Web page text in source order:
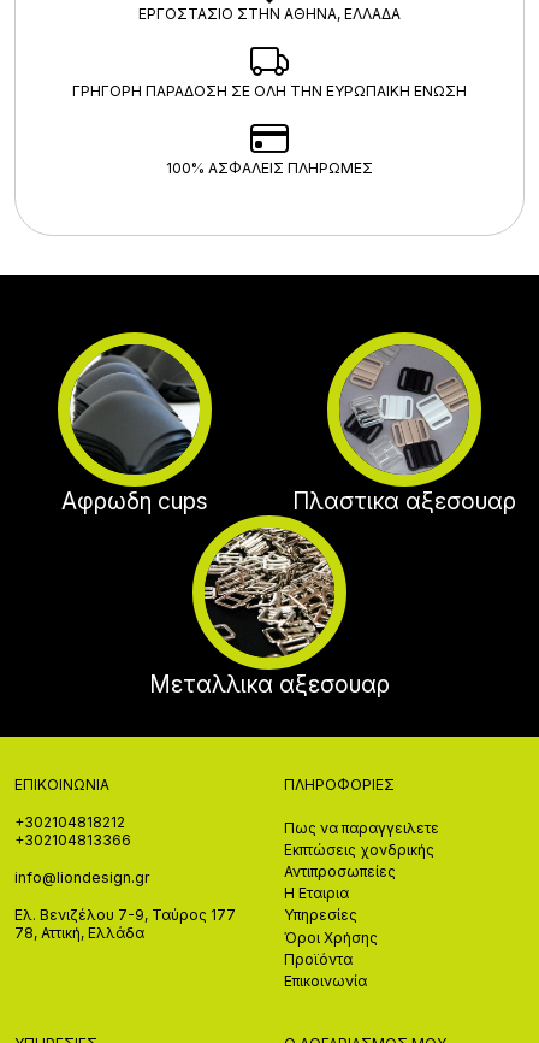
ΕΡΓΟΣΤΑΣΙΟ ΣΤΗΝ ΑΘΗΝΑ, ΕΛΛΑΔΑ
ΓΡΗΓΟΡΗ ΠΑΡΑΔΟΣΗ ΣΕ ΟΛΗ ΤΗΝ ΕΥΡΩΠΑΙΚΗ ΕΝΩΣΗ
100% ΑΣΦΑΛΕΊΣ ΠΛΗΡΩΜΈΣ
Αφρωδη cups Πλαστικα αξεσουαρ
Μεταλλικα αξεσουαρ
ΕΠΙΚΟΙΝΩΝΊΑ
+302104818212
+302104813366
info@liondesign.gr
Ελ. Βενιζέλου 7-9, Ταύρος 177
78, Αττική, Ελλάδα
ΠΛΗΡΟΦΟΡΊΕΣ
Πως να παραγγειλετε
Εκπτώσεις χονδρικής
Αντιπροσωπείες
Η Εταιρια
Υπηρεσίες
Όροι Χρήσης
Προϊόντα
Επικοινωνία